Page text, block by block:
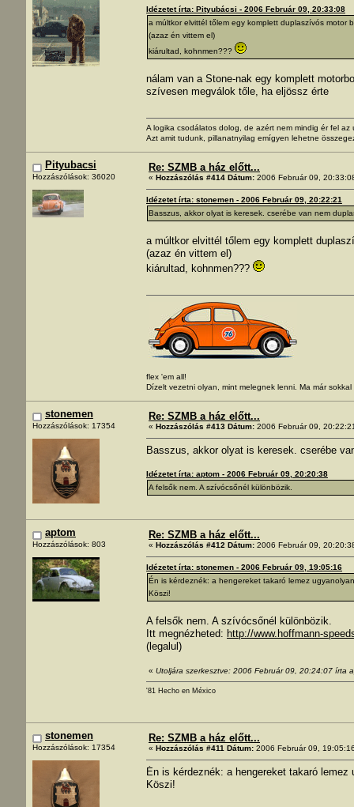
Idézetet írta: Pityubácsi - 2006 Február 09, 20:33:08
a múltkor elvittél tőlem egy komplett duplaszívós motor
(azaz én vittem el)
kiárultad, kohnmen???
nálam van a Stone-nak egy komplett
szívesen megválok tőle, ha eljössz érte
A logika csodálatos dolog, de azért nem mindig ér fel
Azt amit tudunk, pillanatnyilag emígyen lehetne
Pityubacsi
Hozzászólások: 36020
Re: SZMB a ház előtt...
« Hozzászólás #414 Dátum: 2006 Február 09,
Idézetet írta: stonemen - 2006 Február 09, 20:22:21
Basszus, akkor olyat is keresek. cserébe van nem
a múltkor elvittél tőlem egy komplett
(azaz én vittem el)
kiárultad, kohnmen???
flex 'em all!
Dízelt vezetni olyan, mint melegnek lenni. Ma már
stonemen
Hozzászólások: 17354
Re: SZMB a ház előtt...
« Hozzászólás #413 Dátum: 2006 Február 09,
Basszus, akkor olyat is keresek. cserébe
Idézetet írta: aptom - 2006 Február 09, 20:20:38
A felsők nem. A szívócsőnél különbözik.
aptom
Hozzászólások: 803
Re: SZMB a ház előtt...
« Hozzászólás #412 Dátum: 2006 Február 09,
Idézetet írta: stonemen - 2006 Február 09, 19:05:16
Én is kérdeznék: a hengereket takaró lemez
Köszi!
A felsők nem. A szívócsőnél különbözik.
Itt megnézheted: http://www.hoffmann-
(legalul)
« Utoljára szerkesztve: 2006 Február 09, 20:24:07 írta
'81 Hecho en México
stonemen
Hozzászólások: 17354
Re: SZMB a ház előtt...
« Hozzászólás #411 Dátum: 2006 Február 09,
Én is kérdeznék: a hengereket takaró
Köszi!